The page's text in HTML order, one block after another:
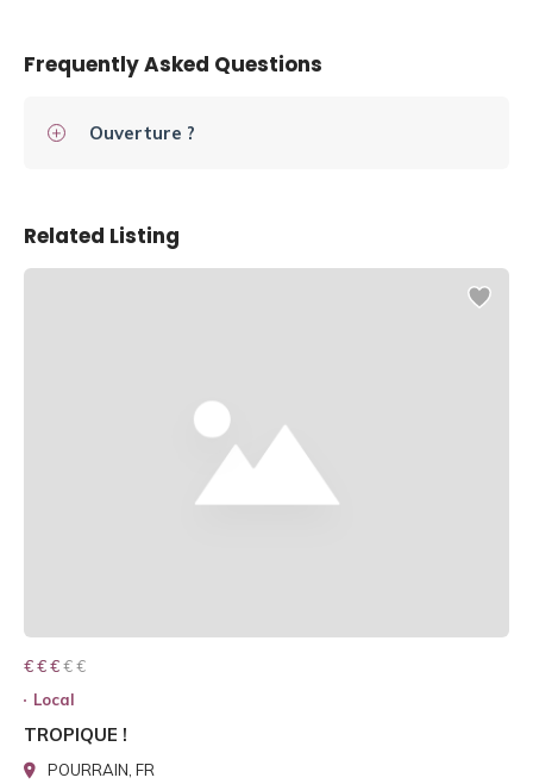
Frequently Asked Questions
Ouverture ?
Related Listing
€ € € € €
€ € €
Local
TROPIQUE !
POURRAIN, FR